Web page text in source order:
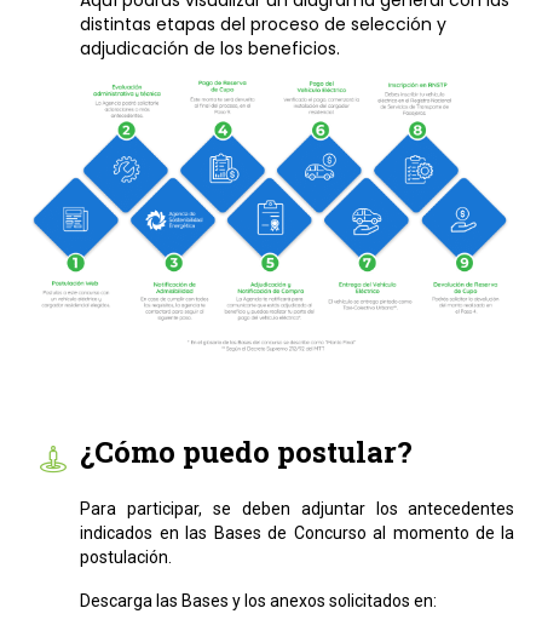
distintas etapas del proceso de selección y
adjudicación de los beneficios.
¿Cómo puedo postular?
Para participar, se deben adjuntar los antecedentes
indicados en las Bases de Concurso al momento de la
postulación.
Descarga las Bases y los anexos solicitados en: